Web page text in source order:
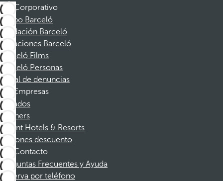
Corporativo
Grupo Barceló
Fundación Barceló
Vacaciones Barceló
Barceló Films
Barceló Personas
Canal de denuncias
Empresas
Afiliados
Partners
Dorint Hotels & Resorts
Cupones descuento
Contacto
Preguntas Frecuentes y Ayuda
Reserva por teléfono